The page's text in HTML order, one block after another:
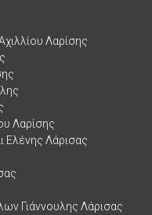
Λαρίσης
Λαρίσης
Ελένης Λάρισας
Γιάννουλης Λάρισας